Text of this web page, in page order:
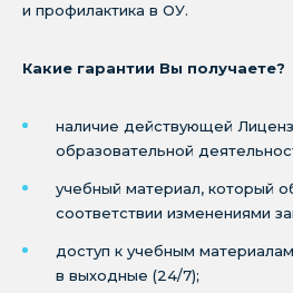
и профилактика в ОУ.
Какие гарантии Вы получаете?
наличие действующей
образовательной
учебный материал, который
соответствии изменениями
доступ к учебным
в выходные (24/7);